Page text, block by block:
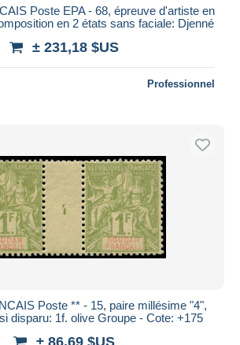
Poste EPA - 68, épreuve d'artiste en
en 2 états sans faciale: Djenné
± 231,18 $US
Professionnel
Poste ** - 15, paire millésime "4",
disparu: 1f. olive Groupe - Cote: +175
± 86,69 $US